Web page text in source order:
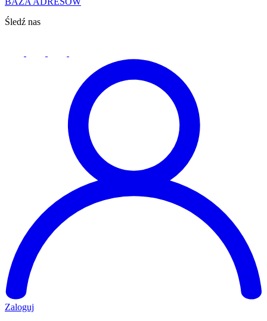
Śledź nas
Zaloguj